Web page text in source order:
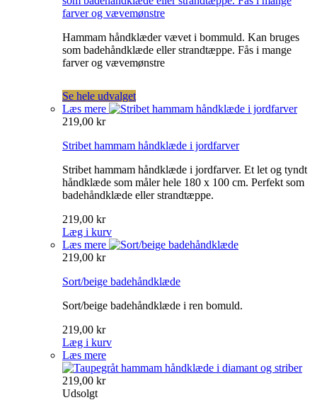
farver og vævemønstre
Hammam håndklæder vævet i bommuld. Kan bruges
som badehåndklæde eller strandtæppe. Fås i mange
farver og vævemønstre
Se hele udvalget
Læs mere
219,00 kr
Stribet hammam håndklæde i jordfarver
Stribet hammam håndklæde i jordfarver. Et let og tyndt
håndklæde som måler hele 180 x 100 cm. Perfekt som
badehåndklæde eller strandtæppe.
219,00 kr
Læg i kurv
Læs mere
219,00 kr
Sort/beige badehåndklæde
Sort/beige badehåndklæde i ren bomuld.
219,00 kr
Læg i kurv
Læs mere
219,00 kr
Udsolgt